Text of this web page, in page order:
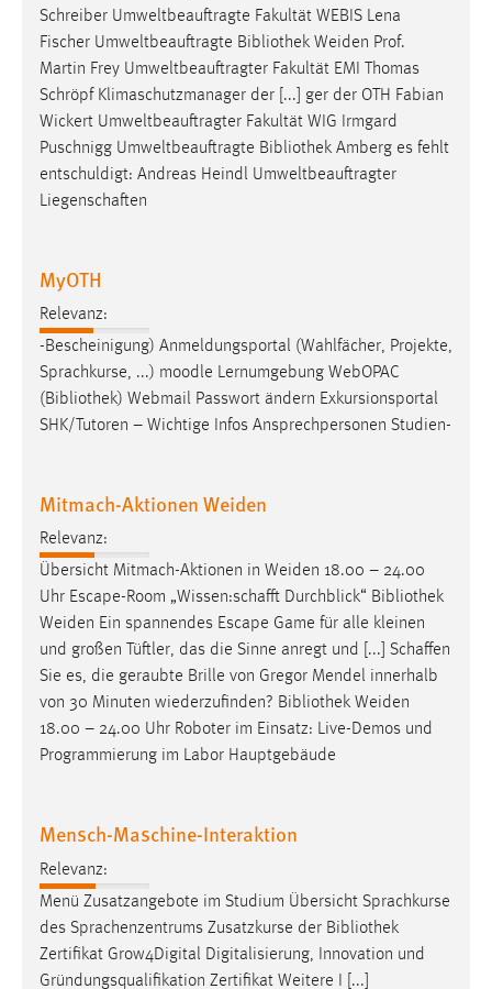
Schreiber Umweltbeauftragte Fakultät WEBIS Lena
Fischer Umweltbeauftragte Bibliothek Weiden Prof.
Martin Frey Umweltbeauftragter Fakultät EMI Thomas
Schröpf Klimaschutzmanager der [...] ger der OTH Fabian
Wickert Umweltbeauftragter Fakultät WIG Irmgard
Puschnigg Umweltbeauftragte Bibliothek Amberg es fehlt
entschuldigt: Andreas Heindl Umweltbeauftragter
Liegenschaften
MyOTH
Relevanz:
-Bescheinigung) Anmeldungsportal (Wahlfächer, Projekte,
Sprachkurse, ...) moodle Lernumgebung WebOPAC
(Bibliothek) Webmail Passwort ändern Exkursionsportal
SHK/Tutoren – Wichtige Infos Ansprechpersonen Studien-
Mitmach-Aktionen Weiden
Relevanz:
Übersicht Mitmach-Aktionen in Weiden 18.00 – 24.00
Uhr Escape-Room „Wissen:schafft Durchblick“ Bibliothek
Weiden Ein spannendes Escape Game für alle kleinen
und großen Tüftler, das die Sinne anregt und [...] Schaffen
Sie es, die geraubte Brille von Gregor Mendel innerhalb
von 30 Minuten wiederzufinden? Bibliothek Weiden
18.00 – 24.00 Uhr Roboter im Einsatz: Live-Demos und
Programmierung im Labor Hauptgebäude
Mensch-Maschine-Interaktion
Relevanz:
Menü Zusatzangebote im Studium Übersicht Sprachkurse
des Sprachenzentrums Zusatzkurse der Bibliothek
Zertifikat Grow4Digital Digitalisierung, Innovation und
Gründungsqualifikation Zertifikat Weitere I [...]
Zweck:
Dieser Cookie ist notwendig um sich an der Website
einloggen zu können.
Cookie Laufzeit:
Diese Informationen helfen uns zu verstehen, wie
unsere Besucher unsere Website nutzen.
Matomo
Name:
_pk_ref, _pk_cvar, _pk_id, _pk_ses
Zugriffsstatistik
Cookie Laufzeit:
Max. 13 Monate
MARKETING
Marketing Cookies werden von Drittanbietern
verwendet, um personalisierte Werbung anzuzeigen.
Sie tun dies, indem sie Besucher über Websites
hinweg verfolgen.
_gcl_au
Anbieter:
Google Ireland Limited